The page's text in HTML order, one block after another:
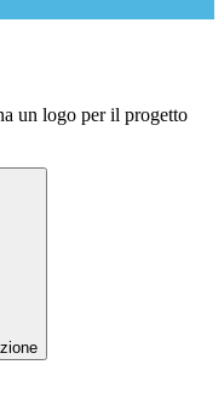
un logo per il progetto